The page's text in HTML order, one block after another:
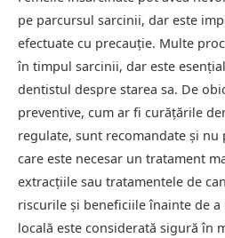
pe parcursul sarcinii, dar este
efectuate cu precauție. Multe
în timpul sarcinii, dar este
dentistul despre starea sa. De
preventive, cum ar fi curățările
regulate, sunt recomandate și
care este necesar un tratament
extracțiile sau tratamentele de
riscurile și beneficiile înainte de a
locală este considerată sigură în